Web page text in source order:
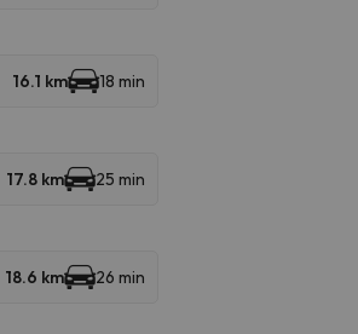
16.1 km 18 min
17.8 km 25 min
18.6 km 26 min